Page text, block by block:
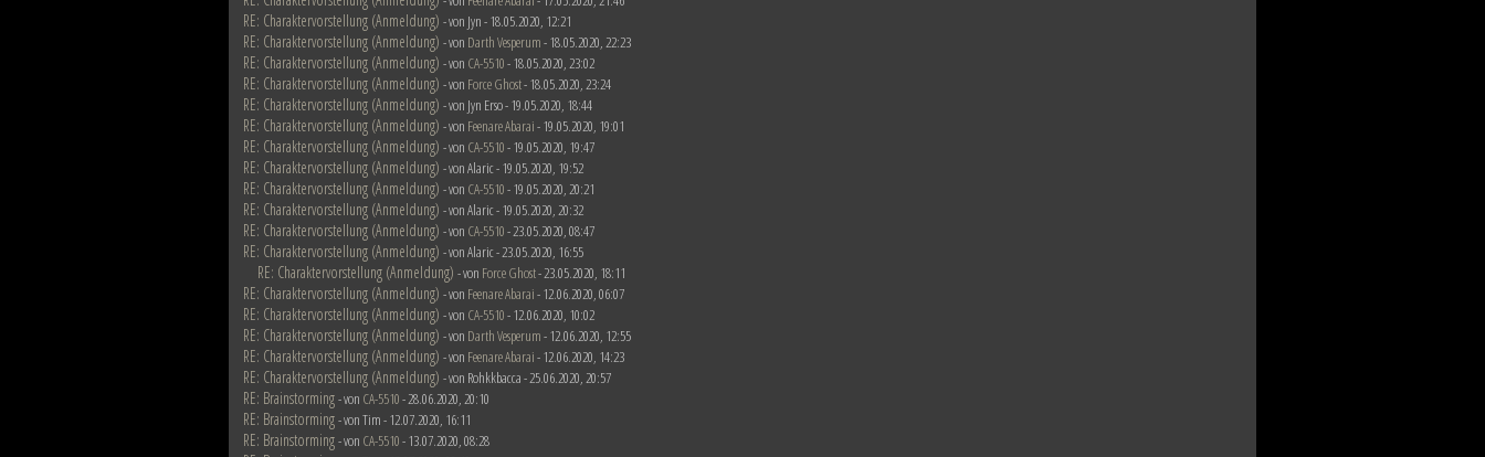
RE: Charaktervorstellung (Anmeldung) - von Jyn - 18.05.2020, 12:21
RE: Charaktervorstellung (Anmeldung) - von Darth Vesperum- 18.05.2020, 22:23
RE: Charaktervorstellung (Anmeldung) - von CA-5510- 18.05.2020, 23:02
RE: Charaktervorstellung (Anmeldung) - von Force Ghost- 18.05.2020, 23:24
RE: Charaktervorstellung (Anmeldung) - von Jyn Erso - 19.05.2020, 18:44
RE: Charaktervorstellung (Anmeldung) - von Feenare Abarai- 19.05.2020, 19:01
RE: Charaktervorstellung (Anmeldung) - von CA-5510- 19.05.2020, 19:47
RE: Charaktervorstellung (Anmeldung) - von Alaric - 19.05.2020, 19:52
RE: Charaktervorstellung (Anmeldung) - von CA-5510- 19.05.2020, 20:21
RE: Charaktervorstellung (Anmeldung) - von Alaric - 19.05.2020, 20:32
RE: Charaktervorstellung (Anmeldung) - von CA-5510- 23.05.2020, 08:47
RE: Charaktervorstellung (Anmeldung) - von Alaric - 23.05.2020, 16:55
RE: Charaktervorstellung (Anmeldung) - von Force Ghost- 23.05.2020, 18:11
RE: Charaktervorstellung (Anmeldung) - von Feenare Abarai- 12.06.2020, 06:07
RE: Charaktervorstellung (Anmeldung) - von CA-5510- 12.06.2020, 10:02
RE: Charaktervorstellung (Anmeldung) - von Darth Vesperum- 12.06.2020, 12:55
RE: Charaktervorstellung (Anmeldung) - von Feenare Abarai- 12.06.2020, 14:23
RE: Charaktervorstellung (Anmeldung) - von Rohkkbacca - 25.06.2020, 20:57
RE: Brainstorming- von CA-5510- 28.06.2020, 20:10
RE: Brainstorming- von Tim - 12.07.2020, 16:11
RE: Brainstorming- von CA-5510- 13.07.2020, 08:28